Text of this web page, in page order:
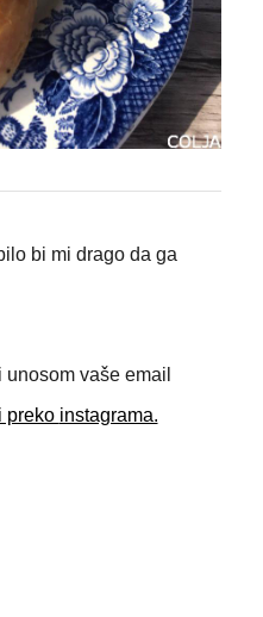
bi mi drago da ga
vaše email
preko instagrama.